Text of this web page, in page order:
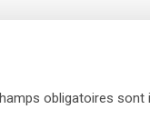
obligatoires sont